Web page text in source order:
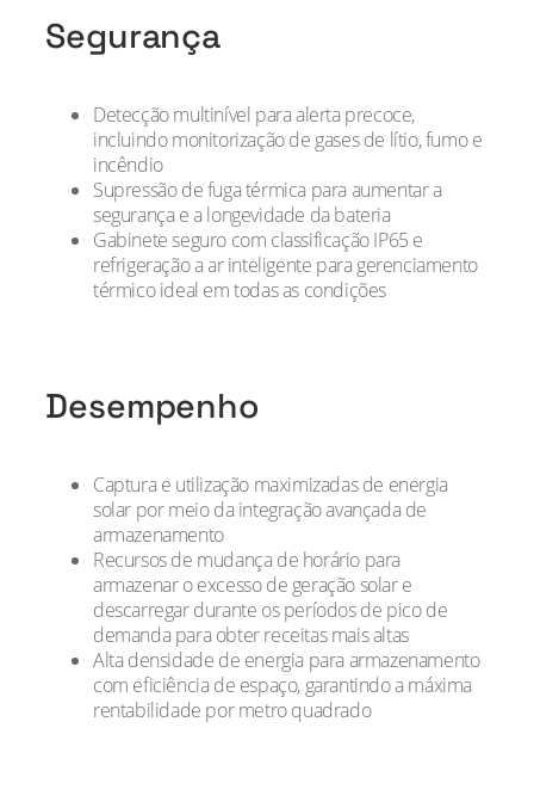
Segurança
Detecção multinível para alerta precoce,
incluindo monitorização de gases de lítio, fumo e
incêndio
Supressão de fuga térmica para aumentar a
segurança e a longevidade da bateria
Gabinete seguro com classificação IP65 e
refrigeração a ar inteligente para gerenciamento
térmico ideal em todas as condições
Desempenho
Captura e utilização maximizadas de energia
solar por meio da integração avançada de
armazenamento
Recursos de mudança de horário para
armazenar o excesso de geração solar e
descarregar durante os períodos de pico de
demanda para obter receitas mais altas
Alta densidade de energia para armazenamento
com eficiência de espaço, garantindo a máxima
rentabilidade por metro quadrado